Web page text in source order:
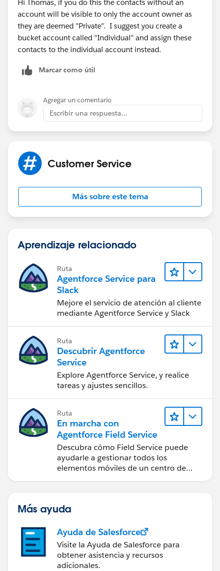
Hi Thomas, if you do this the contacts without an
account will be visible to only the account owner as
they are deemed "Private". I suggest you create a
bucket account called "Individual" and assign these
contacts to the individual account instead.
Marcar como útil
Agregar un comentario
Escribir una respuesta...
Customer Service
Más sobre este tema
Aprendizaje relacionado
Ruta
Agentforce Service para
Slack
Mejore el servicio de atención al cliente
mediante Agentforce Service y Slack
Ruta
Descubrir Agentforce
Service
Explore Agentforce Service, y realice
tareas y ajustes sencillos.
Ruta
En marcha con
Agentforce Field Service
Descubra cómo Field Service puede
ayudarle a gestionar todos los
elementos móviles de un centro de
Más ayuda
Ayuda de Salesforce
Visite la Ayuda de Salesforce para
obtener asistencia y recursos
adicionales.